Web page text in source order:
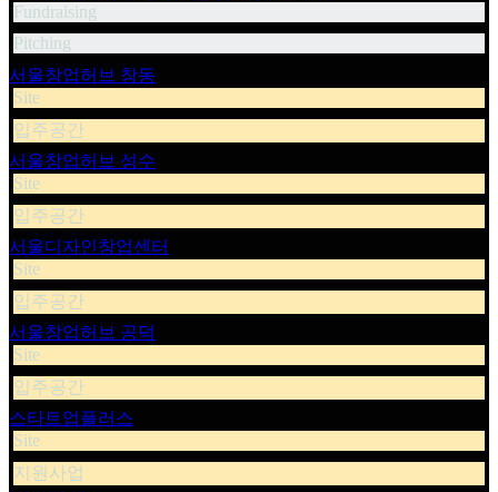
Fundraising
Pitching
서울창업허브 창동
Site
입주공간
서울창업허브 성수
Site
입주공간
서울디자인창업센터
Site
입주공간
서울창업허브 공덕
Site
입주공간
스타트업플러스
Site
지원사업